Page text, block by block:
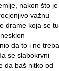
nakon što je
važnu
drame koja se tu
da to i ne treba
se slabokrvni
da baš nitko od